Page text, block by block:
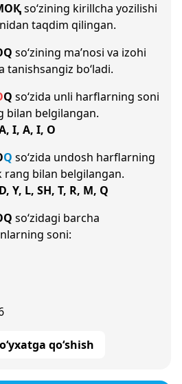
so‘zining kirillcha yozilishi
taqdim qilingan.
so‘zining ma’nosi va izohi
tanishsangiz bo‘ladi.
Q so‘zida unli harflarning soni
bilan belgilangan.
I, A, I, O
Q so‘zida undosh harflarning
rang bilan belgilangan.
Y, L, SH, T, R, M, Q
so‘zidagi barcha
soni:
qo‘shish